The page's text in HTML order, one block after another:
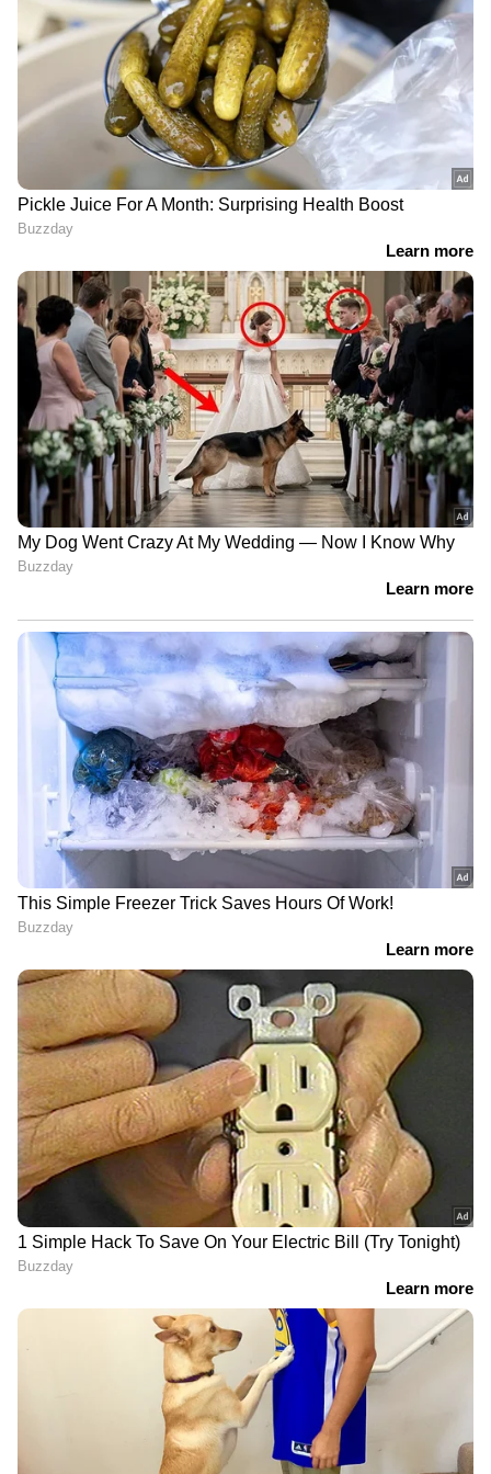
Google
ബ്ലഡ് ഷുഗർ നിയന്ത്രിക്കും
ഇൻസുലിൻ സംവേദനക്ഷമത കൂട്ടാനും ബ്ലഡ്
ഷുഗർ നിയന്ത്രിക്കാനും ദിവസവും മഖാന
കഴിക്കുന്നത് ഗുണകരമാണ്.
Image Credit :
ശരീരഭാരം നിയന്ത്രിക്കും
മഖാനയിൽ ധാരാളം ഫൈബറും പ്രോട്ടീനും
അടങ്ങിയിട്ടുണ്ട്. ഇത് വിശപ്പ് കുറയ്ക്കാനും
അതിലൂടെ ശരീരഭാരം നിയന്ത്രിക്കാനും
സഹായിക്കും.
5
6
ചർമ്മാരോഗ്യം മെച്ചപ്പെടുത്തുന്നു
മുഖത്തെ പാടുകളും കരുവാളിപ്പും അകറ്റി
തിളക്കമുള്ള ചർമ്മം ലഭിക്കുന്നതിന് ദിവസവും
മഖാന കഴിക്കുന്നത് ഗുണകരമാണ്.